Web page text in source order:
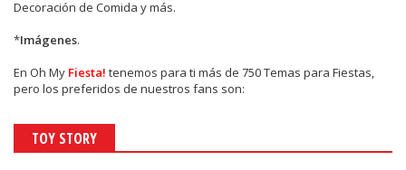
Decoración de Comida y más.
*Imágenes.
En Oh My Fiesta! tenemos para ti más de 750 Temas para Fiestas,
pero los preferidos de nuestros fans son:
TOY STORY